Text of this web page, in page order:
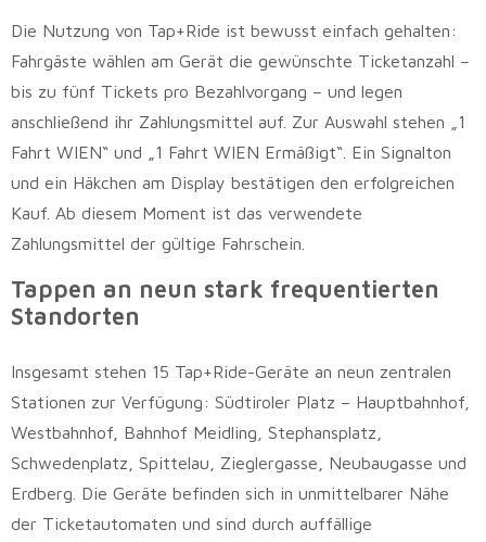
Die Nutzung von Tap+Ride ist bewusst einfach gehalten:
Fahrgäste wählen am Gerät die gewünschte Ticketanzahl –
bis zu fünf Tickets pro Bezahlvorgang – und legen
anschließend ihr Zahlungsmittel auf. Zur Auswahl stehen „1
Fahrt WIEN“ und „1 Fahrt WIEN Ermäßigt“. Ein Signalton
und ein Häkchen am Display bestätigen den erfolgreichen
Kauf. Ab diesem Moment ist das verwendete
Zahlungsmittel der gültige Fahrschein.
Tappen an neun stark frequentierten
Standorten
Insgesamt stehen 15 Tap+Ride-Geräte an neun zentralen
Stationen zur Verfügung: Südtiroler Platz – Hauptbahnhof,
Westbahnhof, Bahnhof Meidling, Stephansplatz,
Schwedenplatz, Spittelau, Zieglergasse, Neubaugasse und
Erdberg. Die Geräte befinden sich in unmittelbarer Nähe
der Ticketautomaten und sind durch auffällige